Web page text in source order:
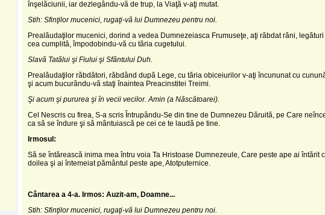
înşelăciunii, iar dezlegându-vă de trup, la Viaţă v-aţi mutat.
Stih: Sfinţilor mucenici, rugaţi-vă lui Dumnezeu pentru noi.
Prealăudaţilor mucenici, dorind a vedea Dumnezeiasca Frumuseţe, aţi răbdat răni, legături
cea cumplită, împodobindu-vă cu tăria cugetului.
Slavă Tatălui şi Fiului şi Sfântului Duh.
Prealăudaţilor răbdători, răbdând după Lege, cu tăria obiceiurilor v-aţi încununat cu
şi acum bucurându-vă staţi înaintea Preacinstitei Treimi.
Şi acum şi pururea şi în vecii vecilor. Amin (a Născătoarei).
Cel Nescris cu firea, S-a scris Întrupându-Se din tine de Dumnezeu Dăruită, pe Care
ca să se îndure şi să mântuiască pe cei ce te laudă pe tine.
Irmosul:
Să se întărească inima mea întru voia Ta Hristoase Dumnezeule, Care peste ape ai întărit
doilea şi ai întemeiat pământul peste ape, Atotputernice.
Cântarea a 4-a. Irmos: Auzit-am, Doamne...
Stih: Sfinţilor mucenici, rugaţi-vă lui Dumnezeu pentru noi.